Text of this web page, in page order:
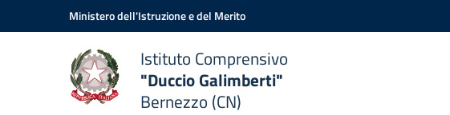
Vai ai contenuti
Vai al menu di navigazioneMinistero dell'Istruzione e del Merito
Istituto Comprensivo
"Duccio Galimberti"
Bernezzo (CN)